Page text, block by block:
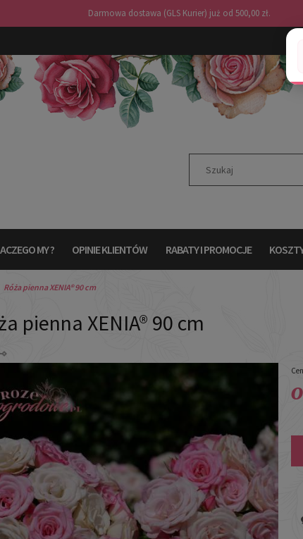
Darmowa dostawa (GLS Kurier) już od 500,00 zł.
MY ? OPINIE KLIENTÓW RABATY I PROMOCJE
Róża pienna XENIA® 90 cm
pienna XENIA® 90 cm